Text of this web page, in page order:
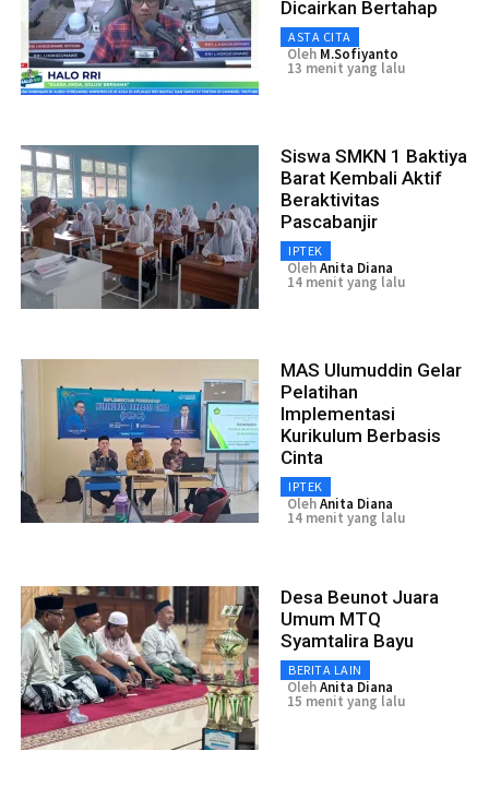
Dicairkan Bertahap
ASTA CITA
Oleh M.Sofiyanto
13 menit yang lalu
Siswa SMKN 1 Baktiya
Barat Kembali Aktif
Beraktivitas
Pascabanjir
IPTEK
OlehAnita Diana
14 menit yang lalu
MAS Ulumuddin Gelar
Pelatihan
Implementasi
Kurikulum Berbasis
Cinta
IPTEK
OlehAnita Diana
14 menit yang lalu
Desa Beunot Juara
Umum MTQ
Syamtalira Bayu
BERITA LAIN
OlehAnita Diana
15 menit yang lalu